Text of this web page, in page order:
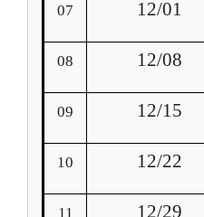
07 12/01
08 12/08
09 12/15
10 12/22
11 12/29